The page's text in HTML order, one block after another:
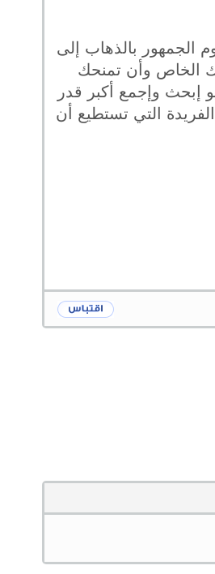
الجمهور بالذهاب إلى
الخاص وأن تمنحك
إبحث وإجمع أكبر قدر
التي تستطيع أن